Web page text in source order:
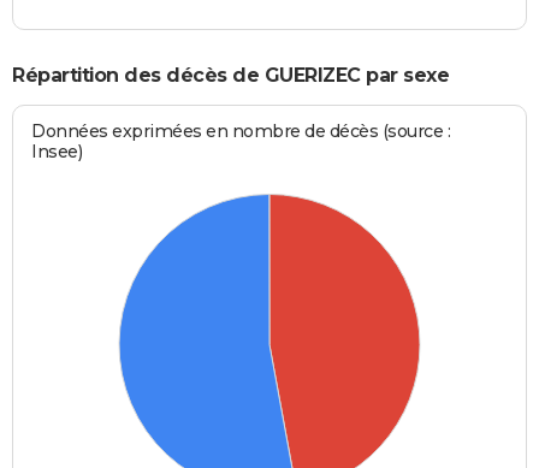
Répartition des décès de GUERIZEC par sexe
Données exprimées en nombre de décès (source :
Insee)